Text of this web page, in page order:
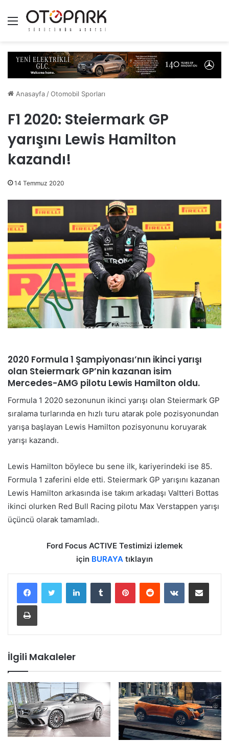
Menü
Anasayfa /Otomobil Sporları
F1 2020: Steiermark GP
yarışını Lewis Hamilton
kazandı!
14 Temmuz 2020
2020 Formula 1 Şampiyonası’nın ikinci yarışı
olan Steiermark GP’nin kazanan isim
Mercedes-AMG pilotu Lewis Hamilton oldu.
Formula 1 2020 sezonunun ikinci yarışı olan Steiermark GP
sıralama turlarında en hızlı turu atarak pole pozisyonundan
yarışa başlayan Lewis Hamilton pozisyonunu koruyarak
yarışı kazandı.
Lewis Hamilton böylece bu sene ilk, kariyerindeki ise 85.
Formula 1 zaferini elde etti. Steiermark GP yarışını kazanan
Lewis Hamilton arkasında ise takım arkadaşı Valtteri Bottas
ikinci olurken Red Bull Racing pilotu Max Verstappen yarışı
üçüncü olarak tamamladı.
Ford Focus ACTIVE Testimizi izlemek
için BURAYA tıklayın
İlgili Makaleler